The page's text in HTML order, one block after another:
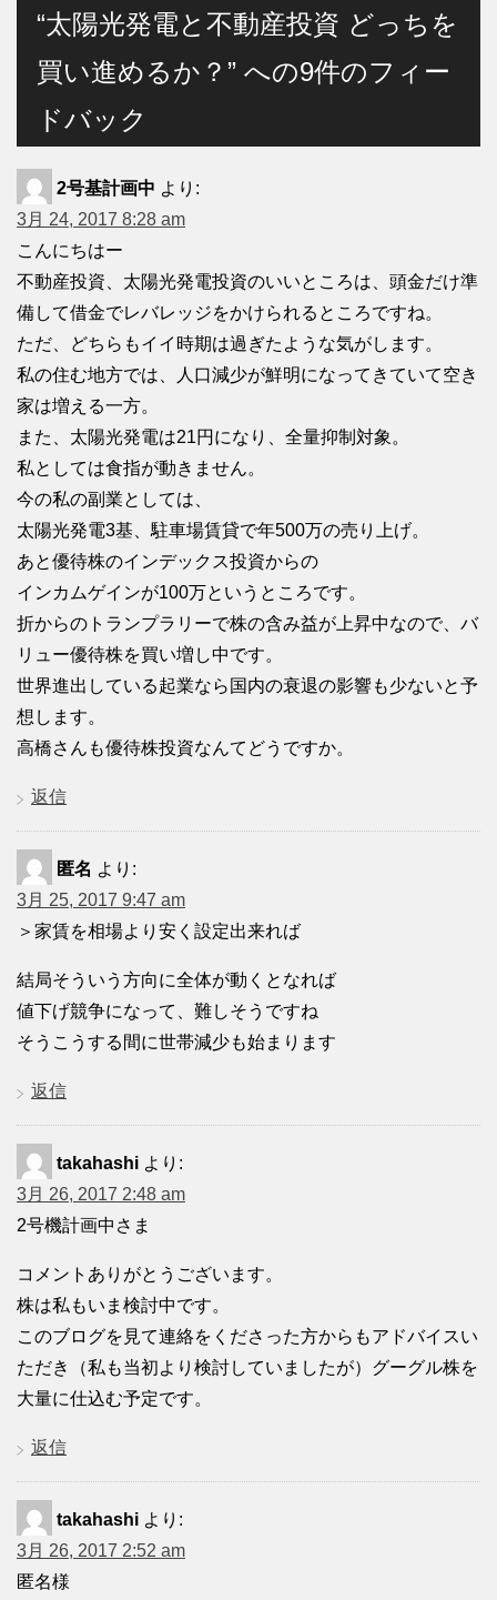
“太陽光発電と不動産投資 どっちを
買い進めるか？” への9件のフィー
ドバック
2号基計画中 より:
3月 24, 2017 8:28 am
こんにちはー
不動産投資、太陽光発電投資のいいところは、頭金だけ準
備して借金でレバレッジをかけられるところですね。
ただ、どちらもイイ時期は過ぎたような気がします。
私の住む地方では、人口減少が鮮明になってきていて空き
家は増える一方。
また、太陽光発電は21円になり、全量抑制対象。
私としては食指が動きません。
今の私の副業としては、
太陽光発電3基、駐車場賃貸で年500万の売り上げ。
あと優待株のインデックス投資からの
インカムゲインが100万というところです。
折からのトランプラリーで株の含み益が上昇中なので、バ
リュー優待株を買い増し中です。
世界進出している起業なら国内の衰退の影響も少ないと予
想します。
高橋さんも優待株投資なんてどうですか。
返信
匿名 より:
3月 25, 2017 9:47 am
＞家賃を相場より安く設定出来れば
結局そういう方向に全体が動くとなれば
値下げ競争になって、難しそうですね
そうこうする間に世帯減少も始まります
返信
takahashi より:
3月 26, 2017 2:48 am
2号機計画中さま
コメントありがとうございます。
株は私もいま検討中です。
このブログを見て連絡をくださった方からもアドバイスい
ただき（私も当初より検討していましたが）グーグル株を
大量に仕込む予定です。
返信
takahashi より:
3月 26, 2017 2:52 am
匿名様